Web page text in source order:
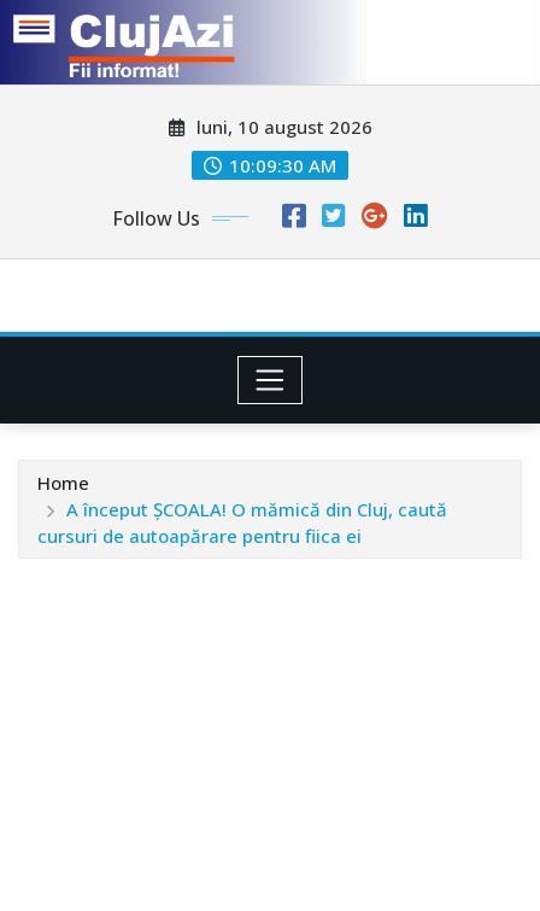
luni, 10 august 2026
10:09:32 AM
Follow Us
Home
A început ȘCOALA! O mămică din Cluj, caută
cursuri de autoapărare pentru fiica ei